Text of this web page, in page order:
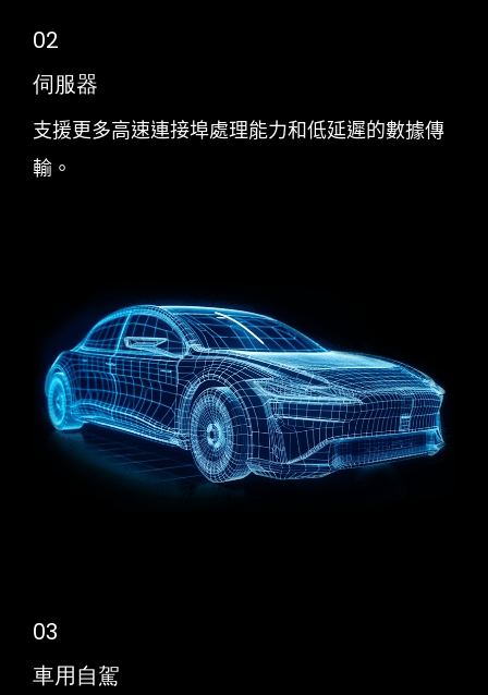
02
伺服器
支援更多高速連接埠處理能力和低延遲的數據傳
輸。
03
車用自駕